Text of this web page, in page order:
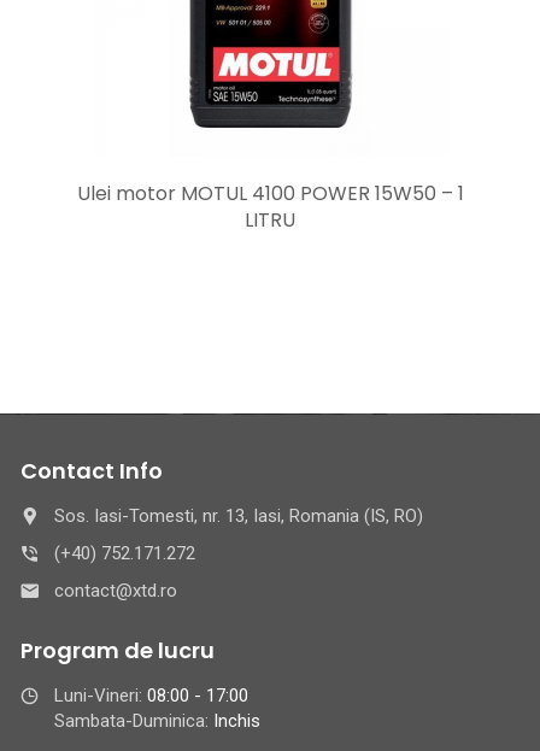
Ulei motor MOTUL 4100 POWER 15W50 – 1
LITRU
Contact Info
Sos. Iasi-Tomesti, nr. 13, Iasi, Romania (IS, RO)
(+40) 752.171.272
contact@xtd.ro
Program de lucru
Luni-Vineri: 08:00 - 17:00
Sambata-Duminica: Inchis